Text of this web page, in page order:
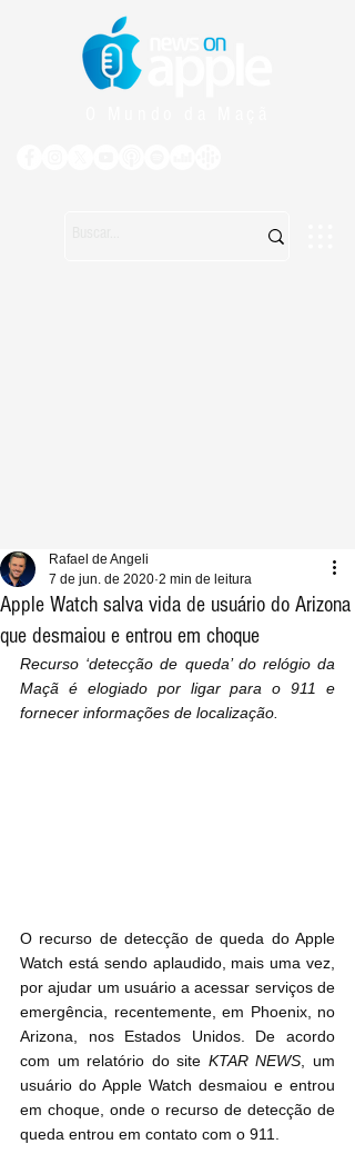
Apple Watch salva vida de usuário do Arizona
que desmaiou e entrou em choque
Rafael de Angeli
7 de jun. de 2020 2 min de leitura
Recurso ‘detecção de queda’ do relógio da
Maçã é elogiado por ligar para o 911 e
fornecer informações de localização.
O recurso de detecção de queda do Apple
Watch está sendo aplaudido, mais uma vez,
por ajudar um usuário a acessar serviços de
emergência, recentemente, em Phoenix, no
Arizona, nos Estados Unidos. De acordo
com um relatório do site KTAR NEWS , um
usuário do Apple Watch desmaiou e entrou
em choque, onde o recurso de detecção de
queda entrou em contato com o 911.